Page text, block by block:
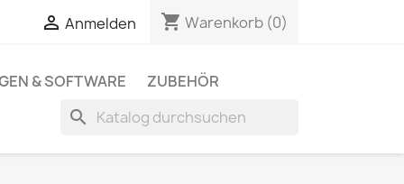
 Anmelden shopping_cart Warenkorb (0)
& SOFTWARE ZUBEHÖR
search